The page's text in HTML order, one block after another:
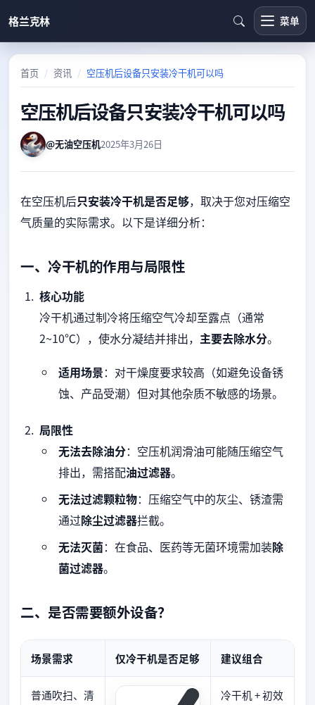
格兰克林 菜单
首页 资讯 空压机后设备只安装冷干机可以吗
空压机后设备只安装冷干机可以吗
@无油空压机2025年3月26日
在空压机后只安装冷干机是否足够，取决于您对压缩空
气质量的实际需求。以下是详细分析：
一、冷干机的作用与局限性
核心功能
冷干机通过制冷将压缩空气冷却至露点（通常
2~10℃），使水分凝结并排出， 主要去除水分。
适用场景：对干燥度要求较高（如避免设备锈
蚀、产品受潮）但对其他杂质不敏感的场景。
局限性
无法去除油分：空压机润滑油可能随压缩空气
排出，需搭配油过滤器。
无法过滤颗粒物：压缩空气中的灰尘、锈渣需
通过除尘过滤器拦截。
无法灭菌：在食品、医药等无菌环境需加装除
菌过滤器。
二、是否需要额外设备？
场景需求 仅冷干机是否足够 建议组合
普通吹扫、清
冷干机 + 初效